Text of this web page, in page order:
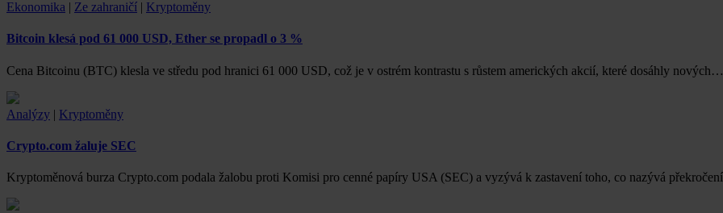
Ekonomika | Ze zahraničí | Kryptoměny
Bitcoin klesá pod 61 000 USD, Ether se propadl o 3 %
Cena Bitcoinu (BTC) klesla ve středu pod hranici 61 000 USD, což je v ostrém kontrastu s růstem amerických akcií, které dosáhly nových…
Analýzy | Kryptoměny
Crypto.com žaluje SEC
Kryptoměnová burza Crypto.com podala žalobu proti Komisi pro cenné papíry USA (SEC) a vyzývá k zastavení toho, co nazývá